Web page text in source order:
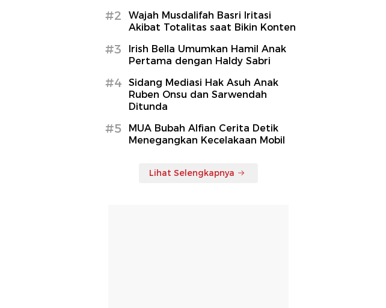
#2
Wajah Musdalifah Basri Iritasi
Akibat Totalitas saat Bikin Konten
#3
Irish Bella Umumkan Hamil Anak
Pertama dengan Haldy Sabri
#4
Sidang Mediasi Hak Asuh Anak
Ruben Onsu dan Sarwendah
Ditunda
#5
MUA Bubah Alfian Cerita Detik
Menegangkan Kecelakaan Mobil
Lihat Selengkapnya